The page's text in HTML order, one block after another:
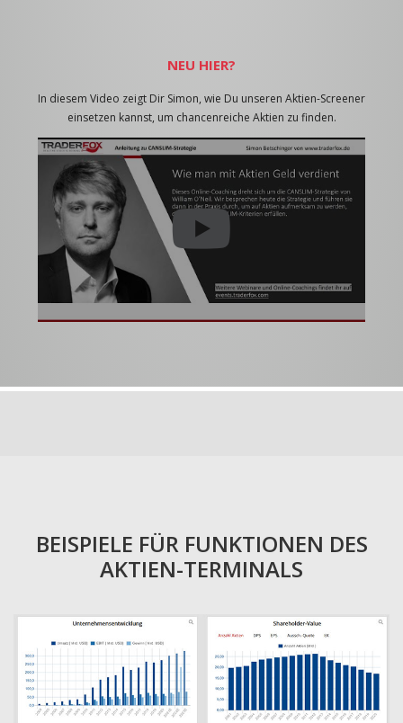
NEU HIER?
In diesem Video zeigt Dir Simon, wie Du unseren Aktien-Screener
einsetzen kannst, um chancenreiche Aktien zu finden.
BEISPIELE FÜR FUNKTIONEN DES
AKTIEN-TERMINALS